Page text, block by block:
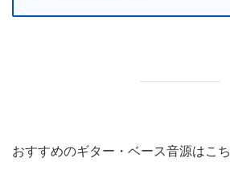
おすすめのギター・ベース音源はこ